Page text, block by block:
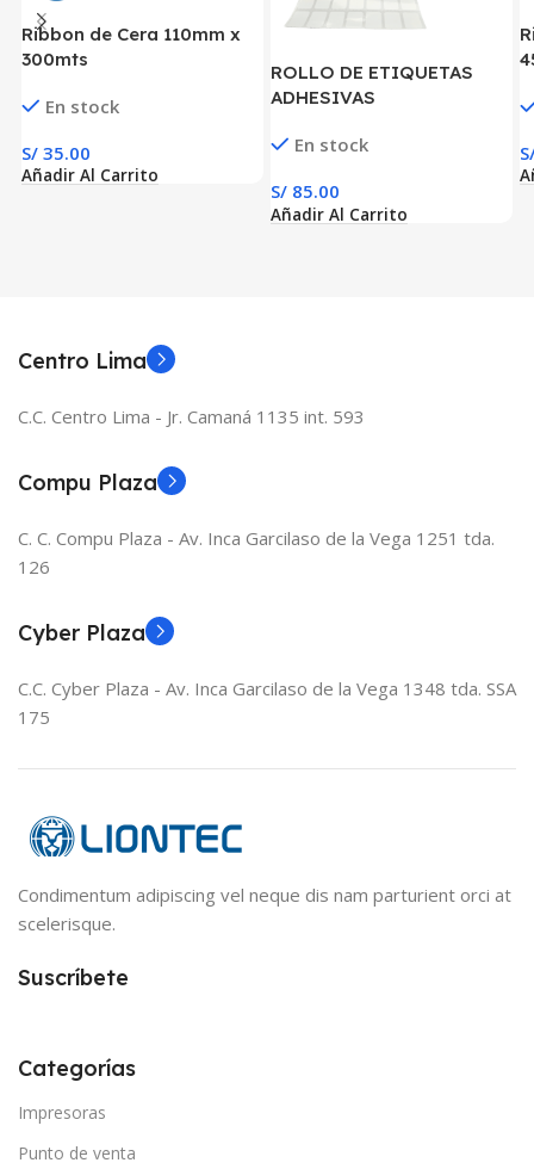
Ribbon de Cera 110mm x
300mts
En stock
S/ 35.00
Añadir Al Carrito
ROLLO DE ETIQUETAS
ADHESIVAS
13mm x 19mm x 14000
MM X 19 MM)
En stock
S/ 85.00
Añadir Al Carrito
Centro Lima
C.C. Centro Lima - Jr. Camaná 1135 int. 593
Compu Plaza
C. C. Compu Plaza - Av. Inca Garcilaso de la Vega 1251 tda.
126
Cyber Plaza
C.C. Cyber Plaza - Av. Inca Garcilaso de la Vega 1348 tda. SSA
175
Condimentum adipiscing vel neque dis nam parturient orci at
scelerisque.
Suscríbete
Categorías
Impresoras
Punto de venta